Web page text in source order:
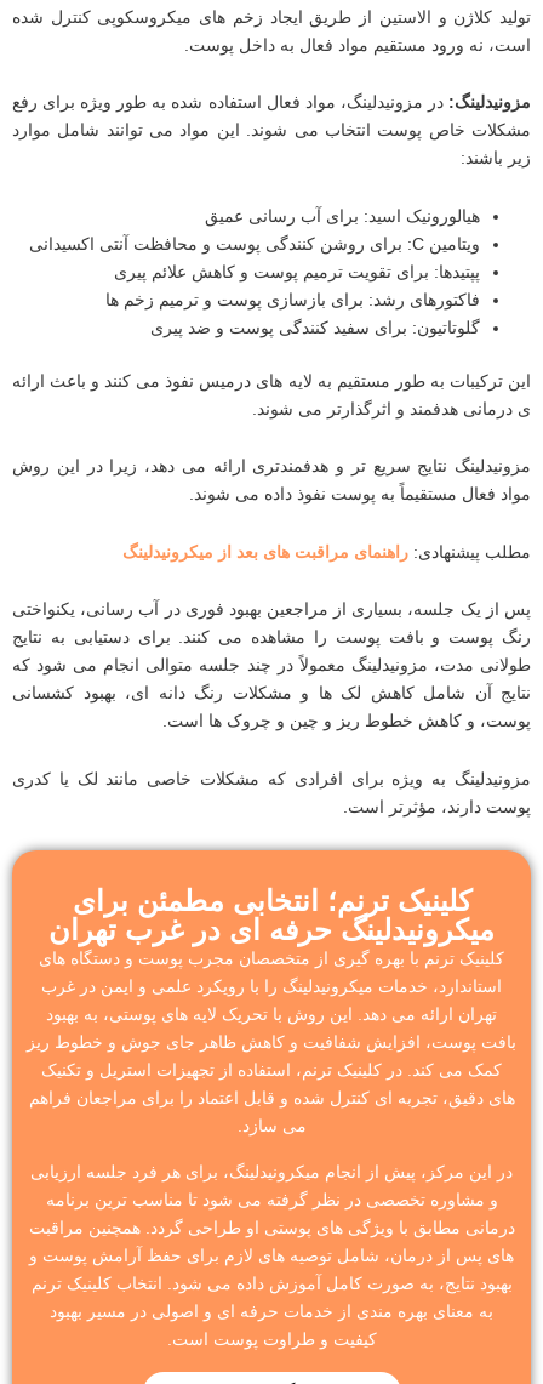
تولید کلاژن و الاستین از طریق ایجاد زخم ‌های میکروسکوپی کنترل‌ شده
است، نه ورود مستقیم مواد فعال به داخل پوست.
مزونیدلینگ: در مزونیدلینگ، مواد فعال استفاده‌ شده به‌ طور ویژه برای رفع
مشکلات خاص پوست انتخاب می ‌شوند. این مواد می ‌توانند شامل موارد
زیر باشند:
هیالورونیک اسید: برای آب رسانی عمیق
ویتامین C: برای روشن‌ کنندگی پوست و محافظت آنتی‌ اکسیدانی
پپتیدها: برای تقویت ترمیم پوست و کاهش علائم پیری
فاکتورهای رشد: برای بازسازی پوست و ترمیم زخم‌ ها
گلوتاتیون: برای سفید کنندگی پوست و ضد پیری
این ترکیبات به ‌طور مستقیم به لایه ‌های درمیس نفوذ می‌ کنند و باعث ارائه
‌ی درمانی هدفمند و اثرگذارتر می‌ شوند.
مزونیدلینگ نتایج سریع ‌تر و هدفمندتری ارائه می ‌دهد، زیرا در این روش
مواد فعال مستقیماً به پوست نفوذ داده می ‌شوند.
مطلب پیشنهادی: راهنمای مراقبت های بعد از میکرونیدلینگ
پس از یک جلسه، بسیاری از مراجعین بهبود فوری در آب رسانی، یکنواختی
رنگ پوست و بافت پوست را مشاهده می ‌کنند. برای دستیابی به نتایج
طولانی ‌مدت، مزونیدلینگ معمولاً در چند جلسه متوالی انجام می ‌شود که
نتایج آن شامل کاهش لک ‌ها و مشکلات رنگ دانه ‌ای، بهبود کشسانی
پوست، و کاهش خطوط ریز و چین ‌و چروک ‌ها است.
مزونیدلینگ به ‌ویژه برای افرادی که مشکلات خاصی مانند لک یا کدری
پوست دارند، مؤثرتر است.
کلینیک ترنم؛ انتخابی مطمئن برای
میکرونیدلینگ حرفه ای در غرب تهران
کلینیک ترنم با بهره گیری از متخصصان مجرب پوست و دستگاه های
استاندارد، خدمات میکرونیدلینگ را با رویکرد علمی و ایمن در غرب
تهران ارائه می دهد. این روش با تحریک لایه های پوستی، به بهبود
بافت پوست، افزایش شفافیت و کاهش ظاهر جای جوش و خطوط ریز
کمک می کند. در کلینیک ترنم، استفاده از تجهیزات استریل و تکنیک
های دقیق، تجربه ای کنترل شده و قابل اعتماد را برای مراجعان فراهم
می سازد.
در این مرکز، پیش از انجام میکرونیدلینگ، برای هر فرد جلسه ارزیابی
و مشاوره تخصصی در نظر گرفته می شود تا مناسب ترین برنامه
درمانی مطابق با ویژگی های پوستی او طراحی گردد. همچنین مراقبت
های پس از درمان، شامل توصیه های لازم برای حفظ آرامش پوست و
بهبود نتایج، به صورت کامل آموزش داده می شود. انتخاب کلینیک ترنم
به معنای بهره مندی از خدمات حرفه ای و اصولی در مسیر بهبود
کیفیت و طراوت پوست است.